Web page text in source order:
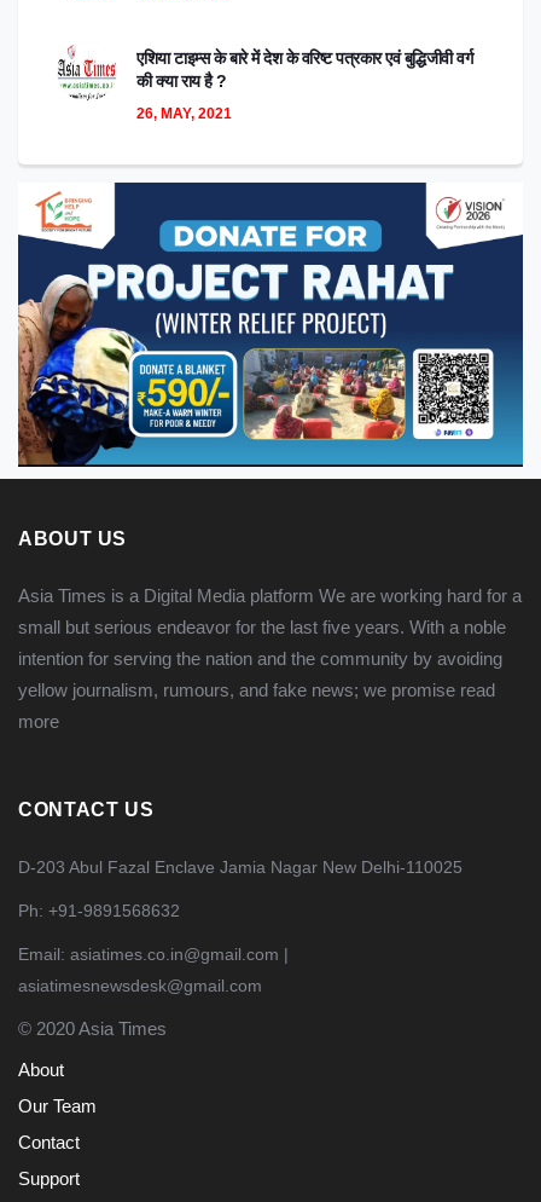
एशिया टाइम्स के बारे में देश के वरिष्ट पत्रकार एवं बुद्धिजीवी वर्ग
की क्या राय है ?
26, MAY, 2021
ABOUT US
Asia Times is a Digital Media platform We are working hard for a
small but serious endeavor for the last five years. With a noble
intention for serving the nation and the community by avoiding
yellow journalism, rumours, and fake news; we promise read
more
CONTACT US
D-203 Abul Fazal Enclave Jamia Nagar New Delhi-110025
Ph: +91-9891568632
Email: asiatimes.co.in@gmail.com |
asiatimesnewsdesk@gmail.com
© 2020 Asia Times
About
Our Team
Contact
Support